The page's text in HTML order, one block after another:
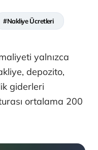
#Nakliye Ücretleri
yalnızca
depozito,
giderleri
ortalama 200